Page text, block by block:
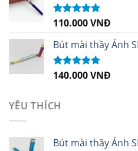
Được xếp
sao
110.000VNĐ
Bút mài thầy Ánh
Được xếp
140.000VNĐ
YÊU THÍCH
Bút mài thầy Ánh